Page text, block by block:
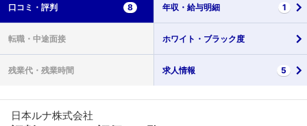
口コミ・ 評判 8 年収・ 給与明細 1
転職・ 中途面接 ホワイト・ ブラック度
残業代・ 残業時間 求人情報 5
日本ルナ株式会社